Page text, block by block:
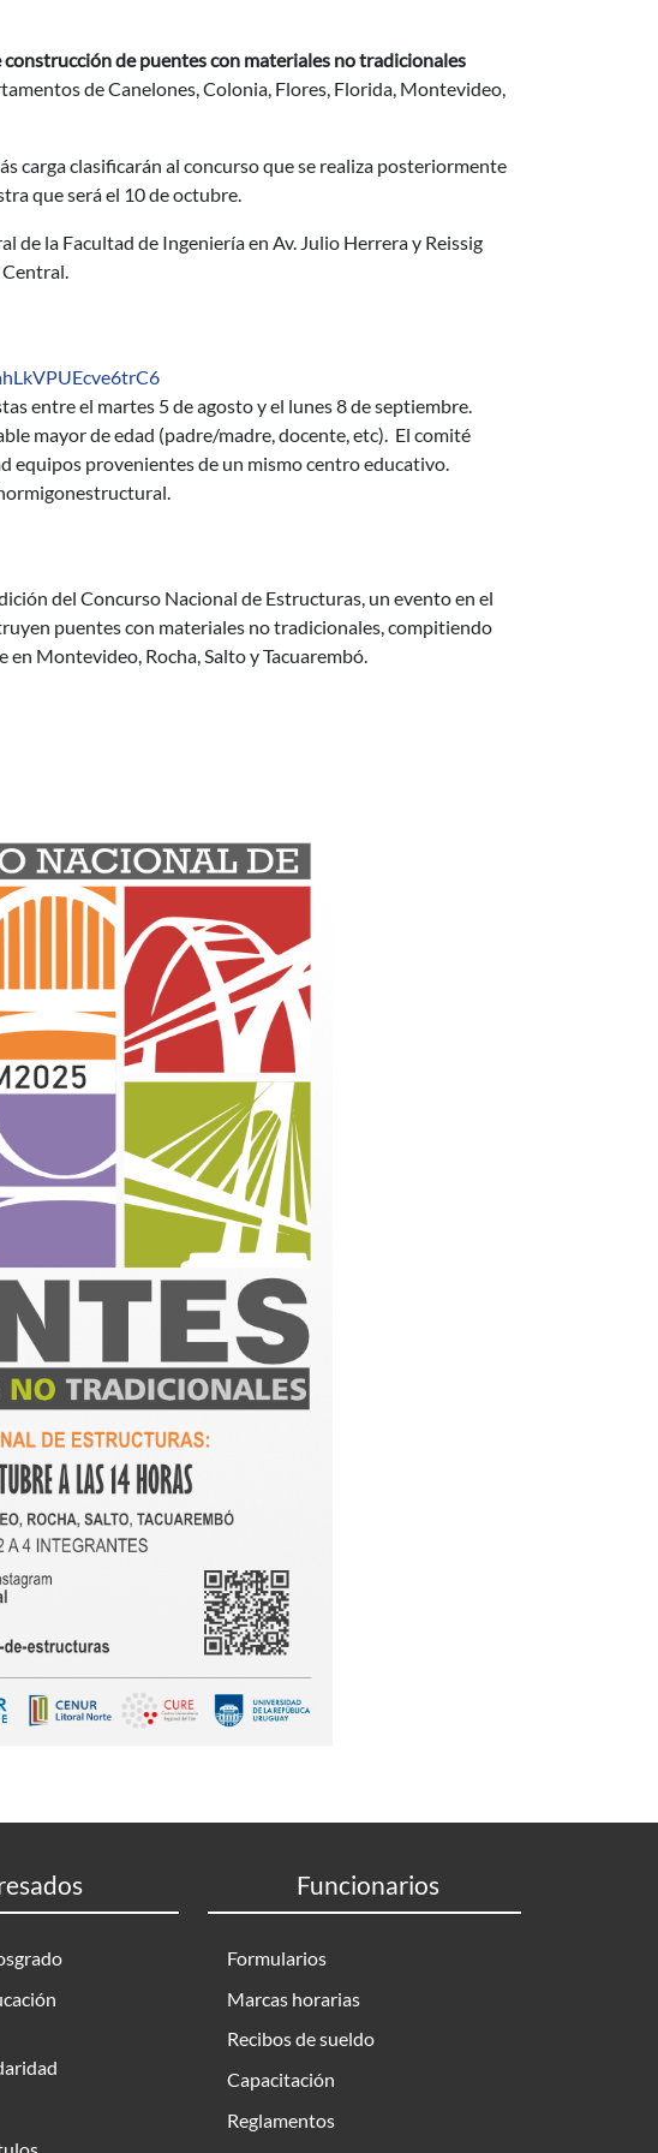
construcción de puentes con materiales no tradicionales
de Canelones, Colonia, Flores, Florida, Montevideo,
carga clasificarán al concurso que se realiza posteriormente
que será el 10 de octubre.
de la Facultad de Ingeniería en Av. Julio Herrera y Reissig
Central.
entre el martes 5 de agosto y el lunes 8 de septiembre.
mayor de edad (padre/madre, docente, etc). El comité
equipos provenientes de un mismo centro educativo.
del Concurso Nacional de Estructuras, un evento en el
puentes con materiales no tradicionales, compitiendo
en Montevideo, Rocha, Salto y Tacuarembó.
Funcionarios
Formularios
Marcas horarias
Recibos de sueldo
Capacitación
Reglamentos